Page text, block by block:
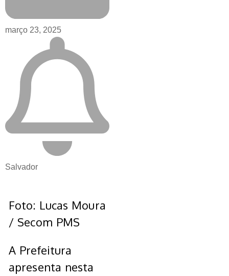
março 23, 2025
Salvador
Foto: Lucas Moura
/ Secom PMS
A Prefeitura
apresenta nesta